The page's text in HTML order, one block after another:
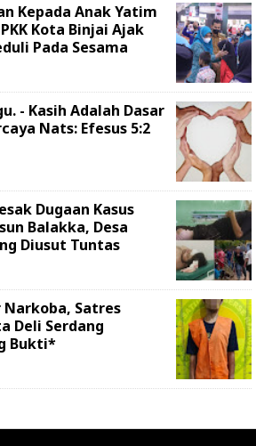
Kepada Anak Yatim
Kota Binjai Ajak
Pada Sesama
- Kasih Adalah Dasar
Nats: Efesus 5:2
Dugaan Kasus
Balakka, Desa
Diusut Tuntas
Narkoba, Satres
Deli Serdang
Bukti*